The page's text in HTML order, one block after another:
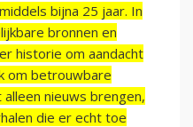
bijna 25 jaar. In
bronnen en
historie om aandacht
om betrouwbare
nieuws brengen,
die er echt toe